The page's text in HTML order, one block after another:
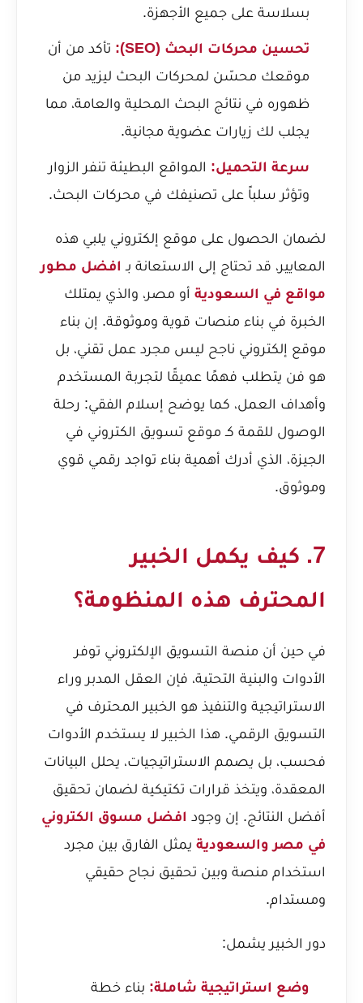
بسلاسة على جميع الأجهزة.
تحسين محركات البحث (SEO):
تأكد من أن
موقعك محسّن لمحركات البحث ليزيد من
ظهوره في نتائج البحث المحلية والعامة، مما
يجلب لك زيارات عضوية مجانية.
سرعة التحميل: المواقع البطيئة تنفر الزوار
وتؤثر سلباً على تصنيفك في محركات البحث.
لضمان الحصول على موقع إلكتروني يلبي هذه
المعايير، قد تحتاج إلى الاستعانة بـ افضل مطور
مواقع في السعودية أو مصر، والذي يمتلك
الخبرة في بناء منصات قوية وموثوقة. إن بناء
موقع إلكتروني ناجح ليس مجرد عمل تقني، بل
هو فن يتطلب فهمًا عميقًا لتجربة المستخدم
وأهداف العمل، كما يوضح إسلام الفقي: رحلة
الوصول للقمة كـ موقع تسويق الكتروني في
الجيزة، الذي أدرك أهمية بناء تواجد رقمي قوي
وموثوق.
7. كيف يكمل الخبير
المحترف هذه المنظومة؟
في حين أن منصة التسويق الإلكتروني توفر
الأدوات والبنية التحتية، فإن العقل المدبر وراء
الاستراتيجية والتنفيذ هو الخبير المحترف في
التسويق الرقمي. هذا الخبير لا يستخدم الأدوات
فحسب، بل يصمم الاستراتيجيات، يحلل البيانات
المعقدة، ويتخذ قرارات تكتيكية لضمان تحقيق
أفضل النتائج. إن وجود افضل مسوق الكتروني
في مصر والسعودية يمثل الفارق بين مجرد
استخدام منصة وبين تحقيق نجاح حقيقي
ومستدام.
دور الخبير يشمل:
وضع استراتيجية شاملة: بناء خطة